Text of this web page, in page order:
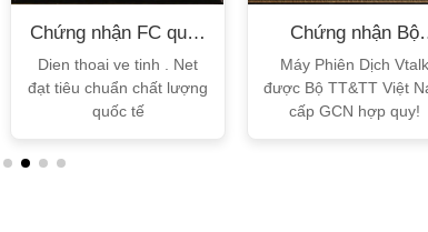
Chứng nhận FC quốc
tế
Dien thoai ve tinh . Net
đạt tiêu chuẩn chất lượng
quốc tế
Chứng nhận Bộ
TT&TT
Máy Phiên Dịch
được Bộ TT&TT Việt
cấp GCN hợp quy!